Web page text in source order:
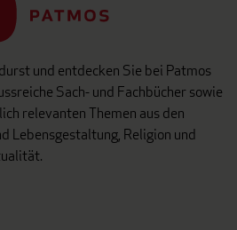
und entdecken Sie bei Patmos
Sach- und Fachbücher sowie
relevanten Themen aus den
Lebensgestaltung, Religion und